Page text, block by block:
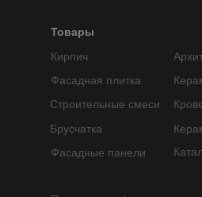
Фасадная плитка
Кирпич
Фасадные панели
Строительные смеси
Товары
Брусчатка